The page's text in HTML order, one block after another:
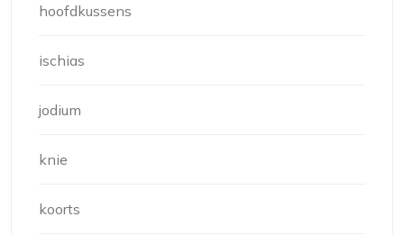
hoofdkussens
ischias
jodium
knie
koorts